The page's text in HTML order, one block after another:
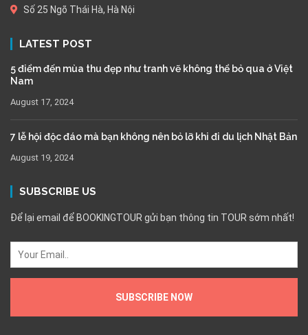
Số 25 Ngõ Thái Hà, Hà Nội
LATEST POST
5 điểm đến mùa thu đẹp như tranh vẽ không thể bỏ qua ở Việt
Nam
August 17, 2024
7 lễ hội độc đáo mà bạn không nên bỏ lỡ khi đi du lịch Nhật Bản
August 19, 2024
SUBSCRIBE US
Để lại email để BOOKINGTOUR gửi bạn thông tin TOUR sớm nhất!